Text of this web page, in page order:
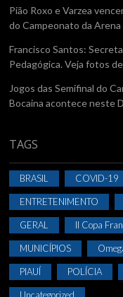
Pião Roxo e Varzea
do Campeonato da
Francisco Santos:
Pedagógica. Veja fotos
Jogos das Semifinal do
Bocaina acontece neste
TAGS
BRASIL COVID-19
ENTRETENIMENTO
GERAL II Copa
MUNICÍPIOS
PIAUÍ POLÍCIA
Uncategorized